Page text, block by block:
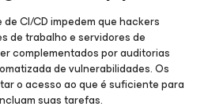
CI/CD impedem que hackers
de trabalho e servidores de
complementados por auditorias
de vulnerabilidades. Os
o acesso ao que é suficiente para
suas tarefas.